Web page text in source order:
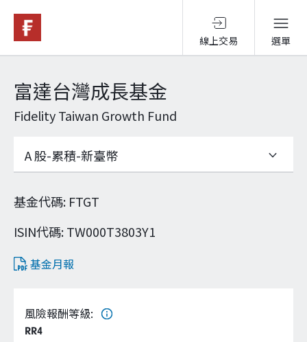
線上交易 選單
基金與配息
永續投資
投資洞見
關於富達
企業永續
富達台灣成長基金
Fidelity Taiwan Growth Fund
基金代碼: FTGT
ISIN代碼:TW000T3803Y1
基金月報
風險報酬等級:
RR4